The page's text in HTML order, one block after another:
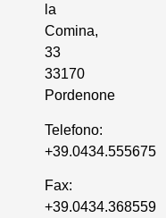
la
Comina,
33
33170
Pordenone
Telefono:
+39.0434.555675
Fax:
+39.0434.368559